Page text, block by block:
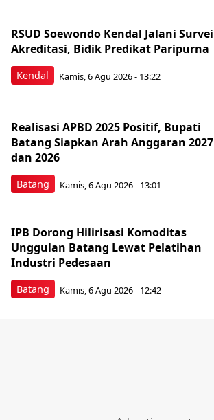
Kendal
RSUD Soewondo Kendal Jalani Survei
Akreditasi, Bidik Predikat Paripurna
Kamis, 6 Agu 2026 - 13:22
Batang
Realisasi APBD 2025 Positif, Bupati
Batang Siapkan Arah Anggaran 2027
dan 2026
Kamis, 6 Agu 2026 - 13:01
Batang
IPB Dorong Hilirisasi Komoditas
Unggulan Batang Lewat Pelatihan
Industri Pedesaan
Kamis, 6 Agu 2026 - 12:42